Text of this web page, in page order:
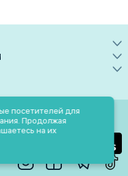
только при
посетителей для
Продолжая
на их